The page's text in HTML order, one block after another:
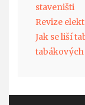
staveništi
Revize
Jak se liší